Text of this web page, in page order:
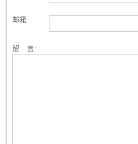
邮箱
留 言: